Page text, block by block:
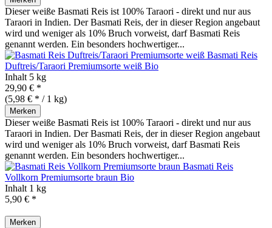
Dieser weiße Basmati Reis ist 100% Taraori - direkt und nur aus
Taraori in Indien. Der Basmati Reis, der in dieser Region angebaut
wird und weniger als 10% Bruch vorweist, darf Basmati Reis
genannt werden. Ein besonders hochwertiger...
Basmati Reis
Duftreis/Taraori Premiumsorte weiß Bio
Inhalt 5 kg
29,90 € *
(5,98 € * / 1 kg)
Merken
Dieser weiße Basmati Reis ist 100% Taraori - direkt und nur aus
Taraori in Indien. Der Basmati Reis, der in dieser Region angebaut
wird und weniger als 10% Bruch vorweist, darf Basmati Reis
genannt werden. Ein besonders hochwertiger...
Basmati Reis
Vollkorn Premiumsorte braun Bio
Inhalt 1 kg
5,90 € *
Merken